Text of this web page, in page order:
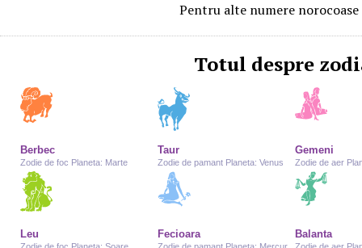
Pentru alte numere norocoase
Totul despre
Berbec
Zodie de foc Planeta: Marte
Taur
Zodie de pamant Planeta: Venus
Gemeni
Zodie de aer
Leu Fecioara Balanta